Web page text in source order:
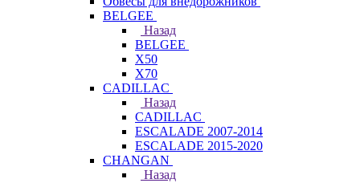
BELGEE
Назад
BELGEE
X50
X70
CADILLAC
Назад
CADILLAC
ESCALADE 2007-2014
ESCALADE 2015-2020
CHANGAN
Назад